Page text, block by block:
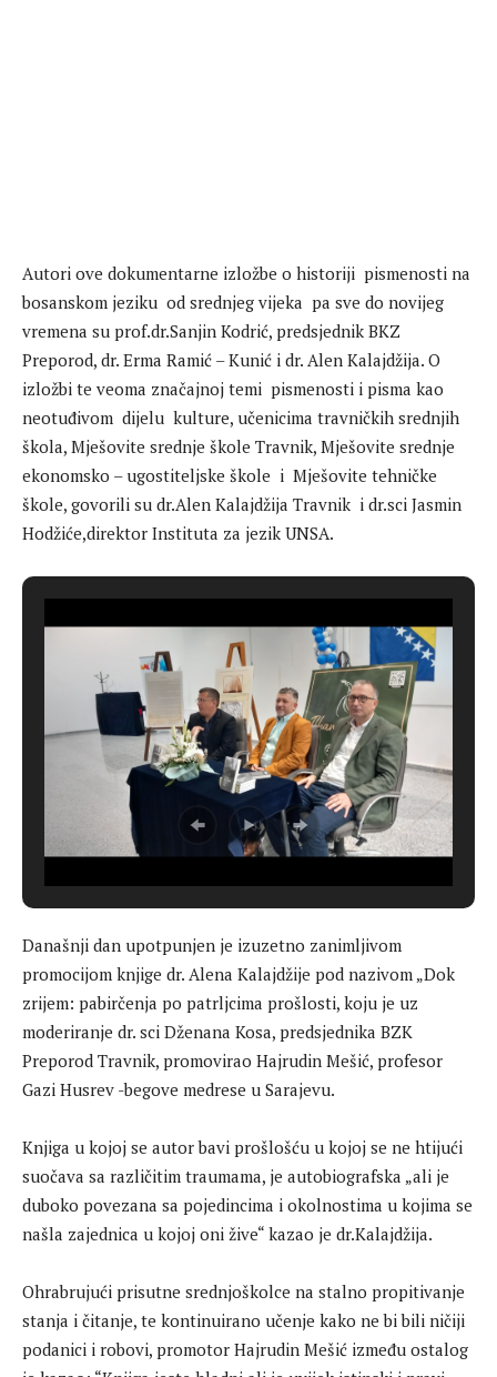
Autori ove dokumentarne izložbe o historiji pismenosti na
bosanskom jeziku od srednjeg vijeka pa sve do novijeg
vremena su prof.dr.Sanjin Kodrić, predsjednik BKZ
Preporod, dr. Erma Ramić – Kunić i dr. Alen Kalajdžija. O
izložbi te veoma značajnoj temi pismenosti i pisma kao
neotuđivom dijelu kulture, učenicima travničkih srednjih
škola, Mješovite srednje škole Travnik, Mješovite srednje
ekonomsko – ugostiteljske škole i Mješovite tehničke
škole, govorili su dr.Alen Kalajdžija Travnik i dr.sci Jasmin
Hodžiće,direktor Instituta za jezik UNSA.
Današnji dan upotpunjen je izuzetno zanimljivom
promocijom knjige dr. Alena Kalajdžije pod nazivom „Dok
zrijem: pabirčenja po patrljcima prošlosti, koju je uz
moderiranje dr. sci Dženana Kosa, predsjednika BZK
Preporod Travnik, promovirao Hajrudin Mešić, profesor
Gazi Husrev -begove medrese u Sarajevu.
Knjiga u kojoj se autor bavi prošlošću u kojoj se ne htijući
suočava sa različitim traumama, je autobiografska „ali je
duboko povezana sa pojedincima i okolnostima u kojima se
našla zajednica u kojoj oni žive“ kazao je dr.Kalajdžija.
Ohrabrujući prisutne srednjoškolce na stalno propitivanje
stanja i čitanje, te kontinuirano učenje kako ne bi bili ničiji
podanici i robovi, promotor Hajrudin Mešić između ostalog